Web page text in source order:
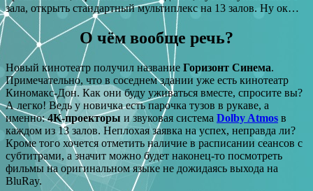
зала, открыть стандартный мультиплекс на 13 залов. Ну ок…
О чём вообще речь?
Новый кинотеатр получил название Горизонт Синема.
Примечательно, что в соседнем здании уже есть кинотеатр
Киномакс-Дон. Как они буду уживаться вместе, спросите вы?
А легко! Ведь у новичка есть парочка тузов в рукаве, а
именно:4K-проекторы и звуковая система Dolby Atmos в
каждом из 13 залов. Неплохая заявка на успех, неправда ли?
Кроме того хочется отметить наличие в расписании сеансов с
субтитрами, а значит можно будет наконец-то посмотреть
фильмы на оригинальном языке не дожидаясь выхода на
BluRay.